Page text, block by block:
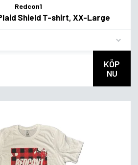
Redcon1
Shield T-shirt, XX-Large
KÖP
NU